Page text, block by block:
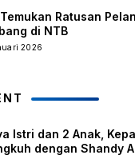
Temukan Ratusan
di NTB
2026
Istri dan 2 Anak,
dengan Shandy